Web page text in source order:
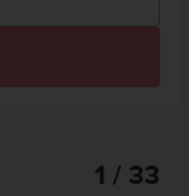
1 / 33